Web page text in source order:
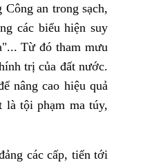
an trong sạch,
các biểu hiện suy
Từ đó tham mưu
trị của đất nước.
nâng cao hiệu quả
là tội phạm ma túy,
các cấp, tiến tới